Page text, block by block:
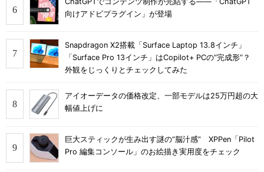
向けアドビプラグイン」が登場
Snapdragon X2搭載「Surface Laptop 13.8インチ」
「Surface Pro 13インチ」はCopilot+ PCの“完成形”？
外観をじっくりとチェックしてみた
アイオーデータの価格改定、一部モデルは25万円超の大
幅値上げに
巨大スティックが生み出す謎の“脳汁感” XPPen「Pilot
Pro 編集コンソール」のお絵描き実用度をチェック